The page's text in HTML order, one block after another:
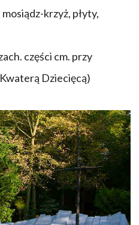
krzyż, płyty,
części cm. przy
Dziecięcą)